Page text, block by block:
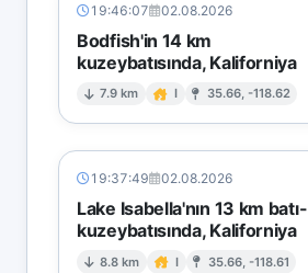
19:46:07 02.08.2026
Bodfish'in 14 km
kuzeybatısında, Kaliforniya
7.9 km I 35.66, -118.62
19:37:49 02.08.2026
Lake Isabella'nın 13 km batı-
kuzeybatısında, Kaliforniya
8.8 km I 35.66, -118.61